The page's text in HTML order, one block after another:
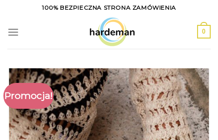
content
100% BEZPIECZNA STRONA ZAMÓWIENIA
0
Promocja!